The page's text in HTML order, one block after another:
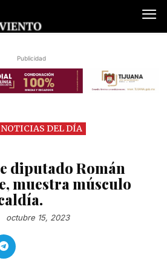
Publicidad
NOTICIAS DEL DÍA
diputado Román
muestra músculo
octubre 15, 2023